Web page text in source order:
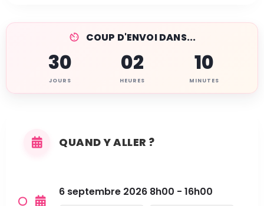
COUP D'ENVOI DANS...
30
JOURS
02
HEURES
10
MINUTES
QUAND Y ALLER ?
6 septembre 2026 8h00 - 16h00